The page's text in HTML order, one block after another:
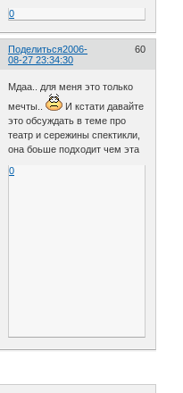
0
Поделиться 60
2006-
08-27 23:34:30
Мдаа.. для меня это только
мечты..
И кстати давайте
это обсуждать в теме про
театр и сережины спектикли,
она боьше подходит чем эта
0